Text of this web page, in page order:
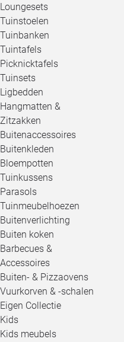
Loungesets
Tuinstoelen
Tuinbanken
Tuintafels
Picknicktafels
Tuinsets
Ligbedden
Hangmatten &
Zitzakken
Buitenaccessoires
Buitenkleden
Bloempotten
Tuinkussens
Parasols
Tuinmeubelhoezen
Buitenverlichting
Buiten koken
Barbecues &
Accessoires
Buiten- & Pizzaovens
Vuurkorven & -schalen
Eigen Collectie
Kids
Kids meubels